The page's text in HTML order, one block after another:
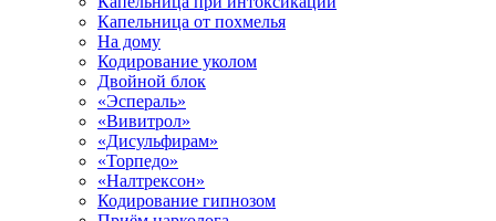
Капельница от похмелья
На дому
Кодирование уколом
Двойной блок
«Эспераль»
«Вивитрол»
«Дисульфирам»
«Торпедо»
«Налтрексон»
Кодирование гипнозом